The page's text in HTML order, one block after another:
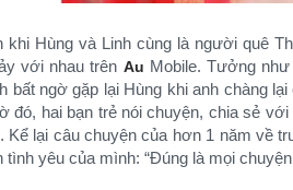
Hùng và Linh cùng là người quê
với nhau trên Au Mobile. Tưởng
bất ngờ gặp lại Hùng khi anh chàng
đó, hai bạn trẻ nói chuyện, chia sẻ
Kể lại câu chuyện của hơn 1 năm về
tình yêu của mình: “Đúng là mọi